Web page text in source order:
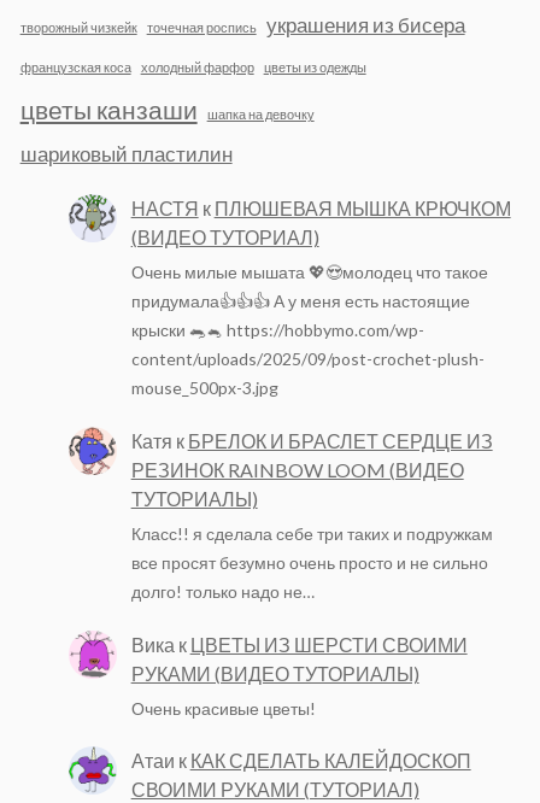
творожный чизкейк точечная роспись украшения из бисера
французская коса холодный фарфор цветы из одежды
цветы канзаши шапка на девочку
шариковый пластилин
НАСТЯ к ПЛЮШЕВАЯ МЫШКА КРЮЧКОМ
(ВИДЕО ТУТОРИАЛ)
Очень милые мышата 💖😍молодец что такое
придумала👍👍👍 А у меня есть настоящие
крыски 🐀🐁 https://hobbymo.com/wp-
content/uploads/2025/09/post-crochet-plush-
mouse_500px-3.jpg
Катя к БРЕЛОК И БРАСЛЕТ СЕРДЦЕ ИЗ
РЕЗИНОК RAINBOW LOOM (ВИДЕО
ТУТОРИАЛЫ)
Класс!! я сделала себе три таких и подружкам
все просят безумно очень просто и не сильно
долго! только надо не…
Вика к ЦВЕТЫ ИЗ ШЕРСТИ СВОИМИ
РУКАМИ (ВИДЕО ТУТОРИАЛЫ)
Очень красивые цветы!
Атаи к КАК СДЕЛАТЬ КАЛЕЙДОСКОП
СВОИМИ РУКАМИ (ТУТОРИАЛ)